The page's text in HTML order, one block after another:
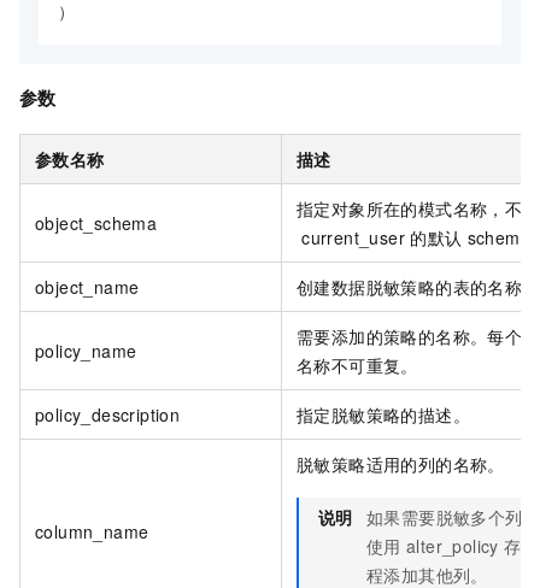
）
参数
参数名称 描述
object_schema
指定对象所在的模式名称，不
current_user 的默认 schema
object_name 创建数据脱敏策略的表的名称。
policy_name
需要添加的策略的名称。每个
名称不可重复。
policy_description 指定脱敏策略的描述。
column_name
脱敏策略适用的列的名称。
说明 如果需要脱敏多个列
使用 alter_policy 存
程添加其他列。